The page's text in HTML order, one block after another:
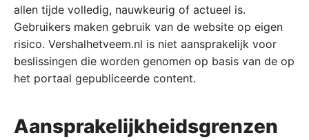
allen tijde volledig, nauwkeurig of actueel is.
Gebruikers maken gebruik van de website op eigen
risico. Vershalhetveem.nl is niet aansprakelijk voor
beslissingen die worden genomen op basis van de op
het portaal gepubliceerde content.
Aansprakelijkheidsgrenzen